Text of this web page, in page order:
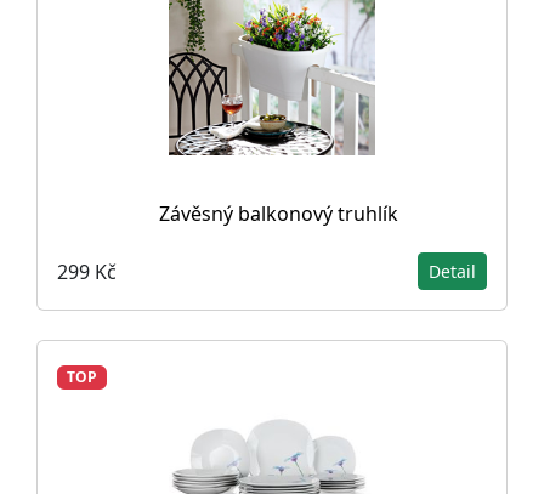
Závěsný balkonový truhlík
299 Kč Detail
TOP